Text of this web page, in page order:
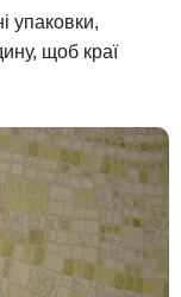
упаковки,
щоб краї